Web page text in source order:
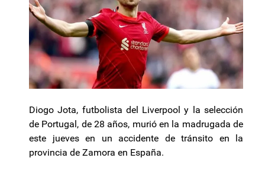
Diogo Jota, futbolista del Liverpool y la selección
de Portugal, de 28 años, murió en la madrugada de
este jueves en un accidente de tránsito en la
provincia de Zamora en España.